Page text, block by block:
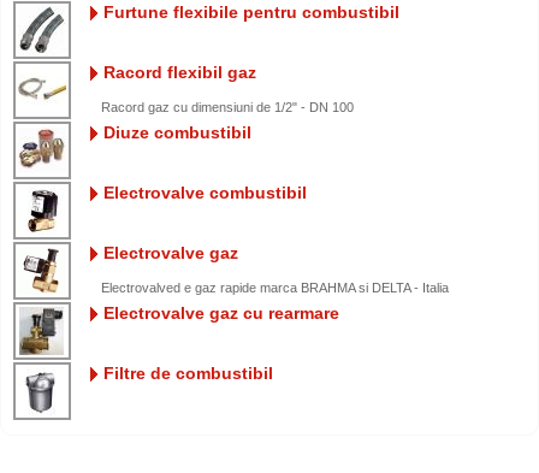
Furtune flexibile pentru combustibil
Racord flexibil gaz
Racord gaz cu dimensiuni de 1/2" - DN 100
Diuze combustibil
Electrovalve combustibil
Electrovalve gaz
Electrovalved e gaz rapide marca BRAHMA si DELTA - Italia
Electrovalve gaz cu rearmare
Filtre de combustibil